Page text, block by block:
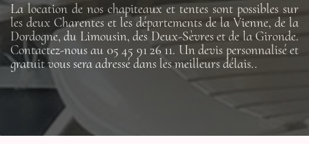
La location de nos chapiteaux et tentes sont possibles sur
les deux Charentes et les départements de la Vienne, de la
Dordogne, du Limousin, des Deux-Sèvres et de la Gironde.
Contactez-nous au 05 45 91 26 11. Un devis personnalisé et
gratuit vous sera adressé dans les meilleurs délais..